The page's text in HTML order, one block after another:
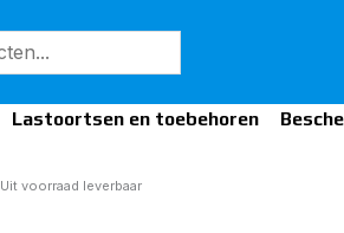
Lastoortsen en toebehoren
Uit voorraad leverbaar